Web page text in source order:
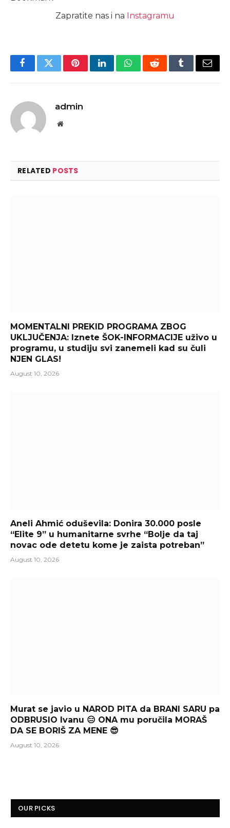
Zapratite nas i na Instagramu
FacebookTwitterPinterestLinkedInWhatsAppRedditTumblrEmail
admin
Website
RELATED POSTS
MOMENTALNI PREKID PROGRAMA ZBOG
UKLJUČENJA: Iznete ŠOK-INFORMACIJE uživo u
programu, u studiju svi zanemeli kad su čuli
NJEN GLAS!
August 10, 2026
Aneli Ahmić oduševila: Donira 30.000 posle
“Elite 9” u humanitarne svrhe “Bolje da taj
novac ode detetu kome je zaista potreban”
August 10, 2026
Murat se javio u NAROD PITA da BRANI SARU pa
ODBRUSIO Ivanu 😑 ONA mu poručila MORAŠ
DA SE BORIŠ ZA MENE 😎
August 10, 2026
OUR PICKS